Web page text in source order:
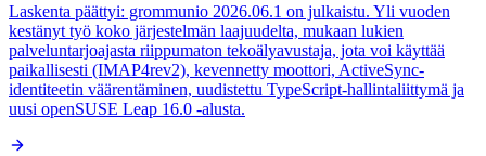
Laskenta päättyi: grommunio 2026.06.1 on julkaistu. Yli vuoden
kestänyt työ koko järjestelmän laajuudelta, mukaan lukien
palveluntarjoajasta riippumaton tekoälyavustaja, jota voi käyttää
paikallisesti (IMAP4rev2), kevennetty moottori, ActiveSync-
identiteetin väärentäminen, uudistettu TypeScript-hallintaliittymä ja
uusi openSUSE Leap 16.0 -alusta.